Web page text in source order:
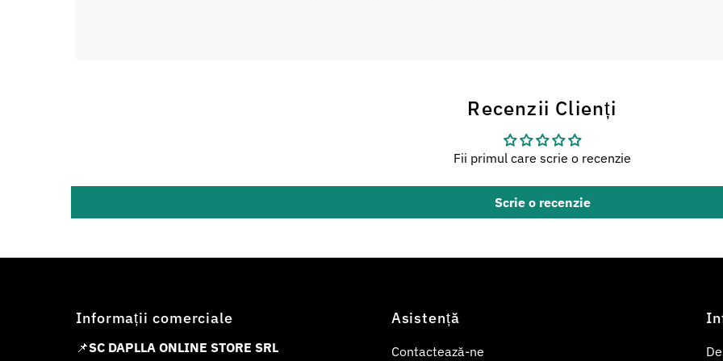
Recenzii Clienți
Fii primul care scrie o recenzie
Scrie o recenzie
Informații comerciale
📌SC DAPLLA ONLINE STORE SRL
Asistență
Contactează-ne